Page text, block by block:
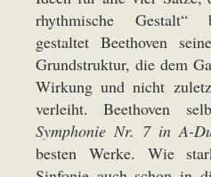
rhythmische Gestalt“
gestaltet Beethoven
Grundstruktur, die dem
Wirkung und nicht
verleiht. Beethoven
Symphonie Nr. 7 in A-
besten Werke. Wie